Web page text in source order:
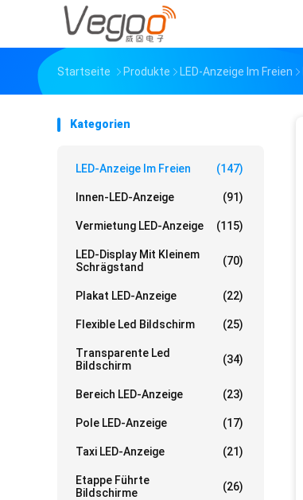
Startseite Produkte LED-Anzeige Im Freien
Kategorien
LED-Anzeige Im Freien (147)
Innen-LED-Anzeige (91)
Vermietung LED-Anzeige (115)
LED-Display Mit Kleinem
Schrägstand
(70)
Plakat LED-Anzeige (22)
Flexible Led Bildschirm (25)
Transparente Led
Bildschirm
(34)
Bereich LED-Anzeige (23)
Pole LED-Anzeige (17)
Taxi LED-Anzeige (21)
Etappe Führte
Bildschirme
(26)